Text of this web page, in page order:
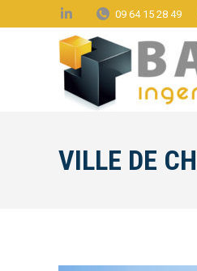
09 64 15 28 49
VILLE DE